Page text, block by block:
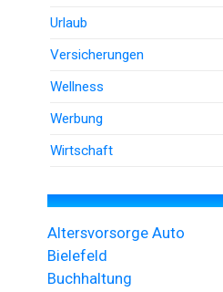
Urlaub
Versicherungen
Wellness
Werbung
Wirtschaft
Altersvorsorge Auto
Bielefeld
Buchhaltung